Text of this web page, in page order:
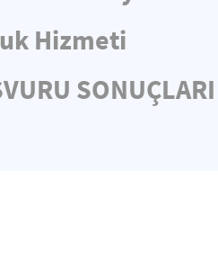
Hizmeti
SONUÇLARI